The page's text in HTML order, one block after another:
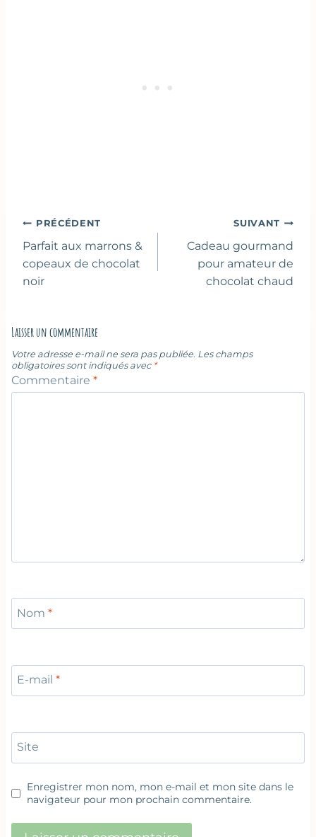
Navigation
de
l’article
PRÉCÉDENT
Parfait aux marrons &
copeaux de chocolat
noir
SUIVANT
Cadeau gourmand
pour amateur de
chocolat chaud
Laisser un commentaire
Votre adresse e-mail ne sera pas publiée. Les champs
obligatoires sont indiqués avec *
Commentaire *
Nom *
E-mail *
Site
Enregistrer mon nom, mon e-mail et mon site dans le
navigateur pour mon prochain commentaire.